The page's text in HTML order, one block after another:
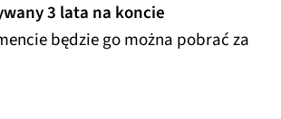
3 lata na koncie
będzie go można pobrać za